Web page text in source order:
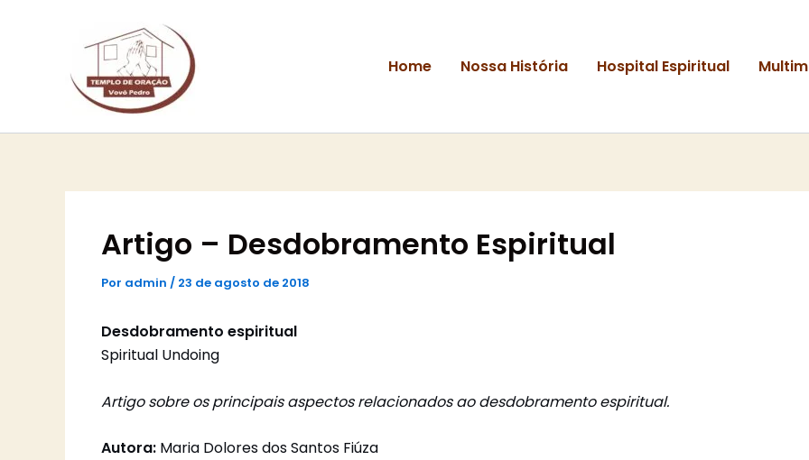
Home Nossa História Hospital Espiritual
Artigo – Desdobramento Espiritual
Por admin / 23 de agosto de 2018
Desdobramento espiritual
Spiritual Undoing
Artigo sobre os principais aspectos relacionados ao desdobramento espiritual.
Autora: Maria Dolores dos Santos Fiúza